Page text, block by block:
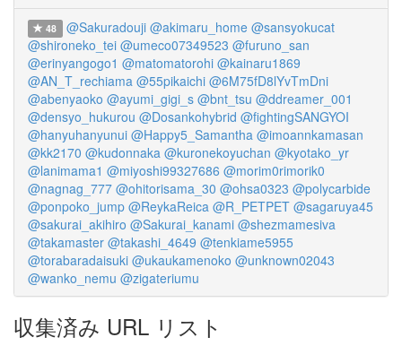
48 @Sakuradouji @akimaru_home @sansyokucat
@shironeko_tei @umeco07349523 @furuno_san
@erinyangogo1 @matomatorohi @kainaru1869
@AN_T_rechiama @55pikaichi @6M75fD8lYvTmDni
@abenyaoko @ayumi_gigi_s @bnt_tsu @ddreamer_001
@densyo_hukurou @Dosankohybrid @fightingSANGYOI
@hanyuhanyunui @Happy5_Samantha @imoannkamasan
@kk2170 @kudonnaka @kuronekoyuchan @kyotako_yr
@lanimama1 @miyoshi99327686 @morim0rimorik0
@nagnag_777 @ohitorisama_30 @ohsa0323 @polycarbide
@ponpoko_jump @ReykaReica @R_PETPET @sagaruya45
@sakurai_akihiro @Sakurai_kanami @shezmamesiva
@takamaster @takashi_4649 @tenkiame5955
@torabaradaisuki @ukaukamenoko @unknown02043
@wanko_nemu @zigateriumu
収集済み URL リスト